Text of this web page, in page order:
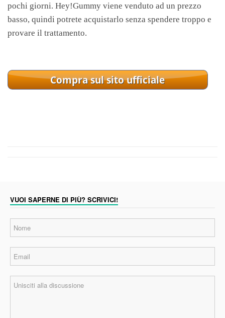
pochi giorni. Hey!Gummy viene venduto ad un prezzo
basso, quindi potrete acquistarlo senza spendere troppo e
provare il trattamento.
VUOI SAPERNE DI PIÙ? SCRIVICI!